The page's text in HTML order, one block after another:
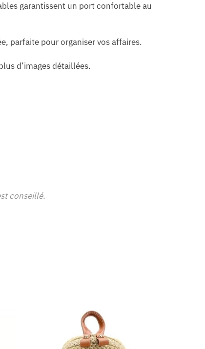
garantissent un port confortable au
parfaite pour organiser vos affaires.
d’images détaillées.
conseillé.